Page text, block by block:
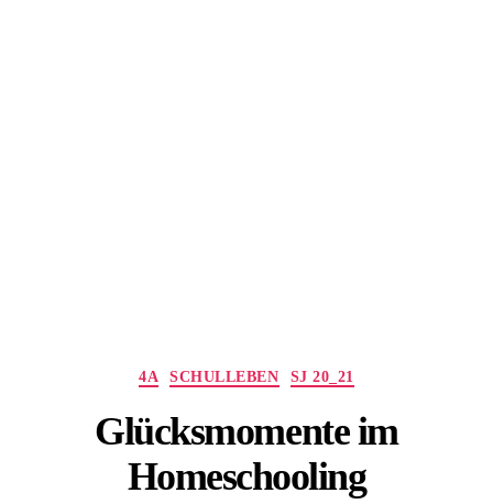
Kategorien
4A SCHULLEBEN SJ 20_21
Glücksmomente im
Homeschooling